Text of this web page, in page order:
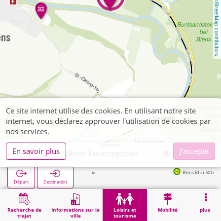
OpenStreetMap contributors
Recherche de
trajet
Informations sur la
ville
Loisirs et
tourisme
Mobilité plus
Heimbach, Blens Feuchtgebiet
Départ Destination
Arrêts suivants: Blens Bf in 301m
Démarrage Loisirs et tourisme Heimbach, Blens Feuchtgebiet
Ce site internet utilise des cookies. En utilisant notre site
internet, vous déclarez approuver l'utilisation de cookies par
nos services.
En savoir plus
J'accepte